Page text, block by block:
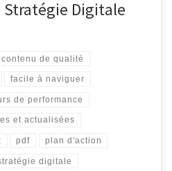
Stratégie Digitale
contenu de qualité
facile à naviguer
de performance
et actualisées
pdf plan d'action
digitale